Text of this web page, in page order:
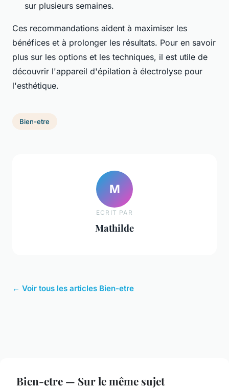
sur plusieurs semaines.
Ces recommandations aident à maximiser les
bénéfices et à prolonger les résultats. Pour en savoir
plus sur les options et les techniques, il est utile de
découvrir l'appareil d'épilation à électrolyse pour
l'esthétique.
Bien-etre
M
ECRIT PAR
Mathilde
← Voir tous les articles Bien-etre
Bien-etre — Sur le même sujet